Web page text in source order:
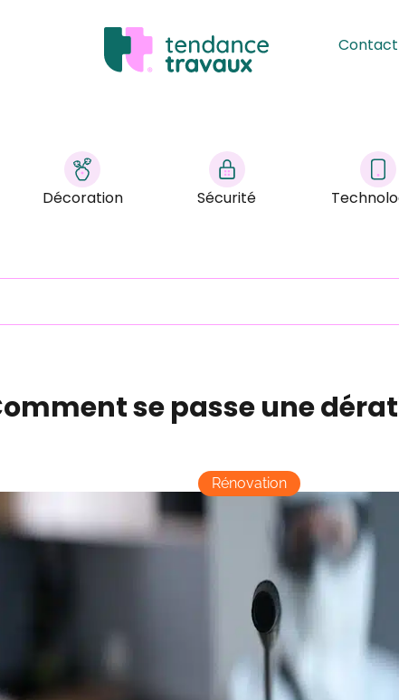
Contact
Décoration Sécurité
se passe une
Rénovation